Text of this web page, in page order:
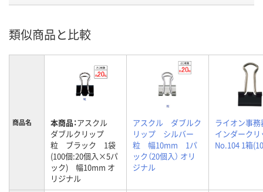
類似商品と比較
商品名 本商品：アスクル
ダブルクリップ
粒 ブラック 1袋
(100個:20個入×5パ
ック) 幅10mm オ
リジナル
アスクル ダブルク
リップ シルバー
粒 幅10mm 1パ
ック（20個入） オリ
ジナル
ライオン事務
インダークリ
No.104 1箱